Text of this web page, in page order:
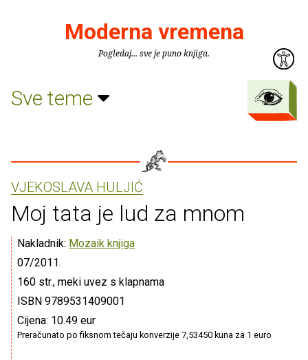
Moderna vremena
Pogledaj... sve je puno knjiga.
Sve teme
VJEKOSLAVA HULJIĆ
Moj tata je lud za mnom
Nakladnik: Mozaik knjiga
07/2011.
160 str., meki uvez s klapnama
ISBN 9789531409001
Cijena: 10.49 eur
Preračunato po fiksnom tečaju konverzije 7,53450 kuna za 1 euro